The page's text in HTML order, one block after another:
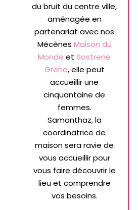
du bruit du centre ville,
aménagée en
partenariat avec nos
Mécènes Maison du
Monde et Sostrene
Grene, elle peut
accueillir une
cinquantaine de
femmes.
Samanthaz, la
coordinatrice de
maison sera ravie de
vous accueillir pour
vous faire découvrir le
lieu et comprendre
vos besoins.